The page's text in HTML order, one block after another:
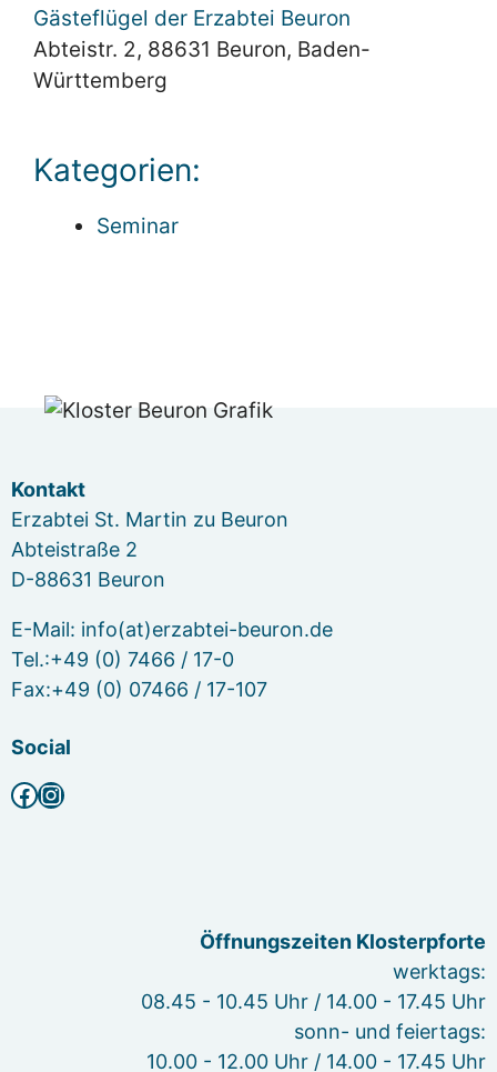
Gästeflügel der Erzabtei Beuron
Abteistr. 2, 88631 Beuron, Baden-
Württemberg
Kategorien:
Seminar
Kontakt
Erzabtei St. Martin zu Beuron
Abteistraße 2
D-88631 Beuron
E-Mail: info(at)erzabtei-beuron.de
Tel.:+49 (0) 7466 / 17-0
Fax:+49 (0) 07466 / 17-107
Social
Facebook
Instagram
Öffnungszeiten Klosterpforte
werktags:
08.45 - 10.45 Uhr / 14.00 - 17.45 Uhr
sonn- und feiertags:
10.00 - 12.00 Uhr / 14.00 - 17.45 Uhr